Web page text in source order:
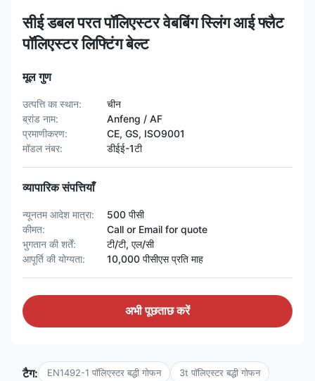
सीई डबल परत पॉलिएस्टर वेबबिंग स्लिंग आई फ्लैट
पॉलिएस्टर लिफ्टिंग बेल्ट
मूल गुण
उत्पत्ति का स्थान:
चीन
ब्रांड नाम:
Anfeng / AF
प्रमाणीकरण:
CE, GS, ISO9001
मॉडल नंबर:
डीईई-1टी
व्यापारिक संपत्तियाँ
न्यूनतम आदेश मात्रा:
500 पीसी
कीमत:
Call or Email for quote
भुगतान की शर्तें:
टी/टी, एल/सी
आपूर्ति की योग्यता:
10,000 पीसीएस प्रति माह
अभी पूछताछ करें
टैग: EN1492-1 पॉलिएस्टर बद्धी गोफन 3t पॉलिएस्टर बद्धी गोफन